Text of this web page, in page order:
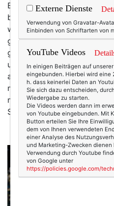
Es ist der dritte Advent –
besitzt immer noch keinen
während es um uns herum
glitzert, ist unser Vorgarten
geschmückt, die
unten im Keller auf ihren
auch noch nicht getrunken.
mir am letzten Wochenende
mitgegeben, von der ich
Sonst dürfte der 24.
Externe Dienste
Verwendung von Gravatar-
Einbinden von Schriftarten von
YouTube Videos
In einigen Beiträgen auf
eingebunden. Hierbei wird eine
h. dass keinerlei Daten an
Sie sich dazu entscheiden,
Wiedergabe zu starten.
Die Videos werden dann im
von Youtube eingebunden. Mit
Button erteilen Sie Ihre
dem von Ihnen verwendeten
einer Analyse des
und Marketing-Zwecken
Verwendung durch Youtube
von Google unter
https://policies.google.com/